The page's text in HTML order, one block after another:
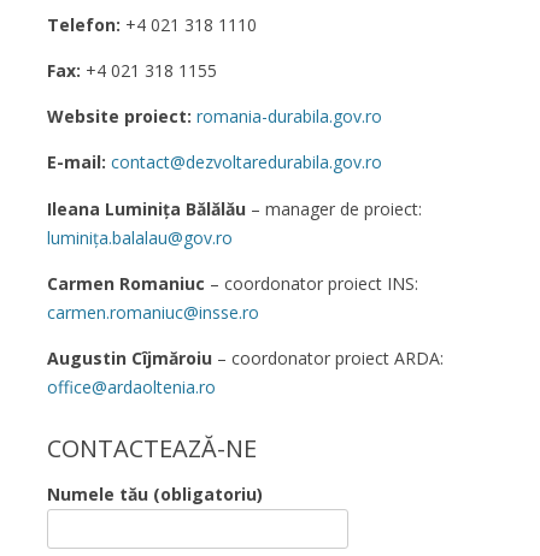
Telefon: +4 021 318 1110
Fax: +4 021 318 1155
Website proiect: romania-durabila.gov.ro
E-mail: contact@dezvoltaredurabila.gov.ro
Ileana Luminița Bălălău – manager de proiect:
luminița.balalau@gov.ro
Carmen Romaniuc – coordonator proiect INS:
carmen.romaniuc@insse.ro
Augustin Cîjmăroiu – coordonator proiect ARDA:
office@ardaoltenia.ro
CONTACTEAZĂ-NE
Numele tău (obligatoriu)